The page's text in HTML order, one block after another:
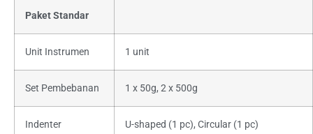
Paket Standar
Unit Instrumen 1 unit
Set Pembebanan 1 x 50g, 2 x 500g
Indenter U-shaped (1 pc), Circular (1 pc)